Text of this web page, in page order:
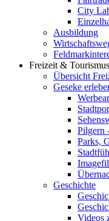
City
Ausbildung
Freizeit & Tourismus
Übersicht
Geseke
Pilgern
Parks,
Geschichte
Videos